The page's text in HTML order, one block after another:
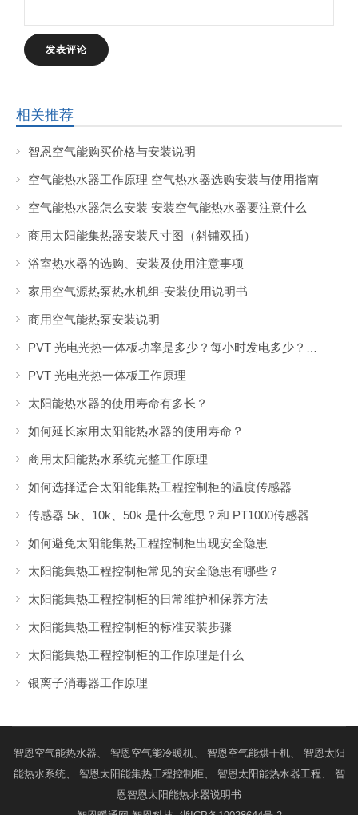
相关推荐
智恩空气能购买价格与安装说明
空气能热水器工作原理 空气热水器选购安装与使用指南
空气能热水器怎么安装 安装空气能热水器要注意什么
商用太阳能集热器安装尺寸图（斜铺双插）
浴室热水器的选购、安装及使用注意事项
家用空气源热泵热水机组-安装使用说明书
商用空气能热泵安装说明
PVT 光电光热一体板功率是多少？每小时发电多少？产热水的热量是多少？
PVT 光电光热一体板工作原理
太阳能热水器的使用寿命有多长？
如何延长家用太阳能热水器的使用寿命？
商用太阳能热水系统完整工作原理
如何选择适合太阳能集热工程控制柜的温度传感器
传感器 5k、10k、50k 是什么意思？和 PT1000传感器有什么区别？
如何避免太阳能集热工程控制柜出现安全隐患
太阳能集热工程控制柜常见的安全隐患有哪些？
太阳能集热工程控制柜的日常维护和保养方法
太阳能集热工程控制柜的标准安装步骤
太阳能集热工程控制柜的工作原理是什么
银离子消毒器工作原理
智恩空气能热水器、 智恩空气能冷暖机、 智恩空气能烘干机、 智恩太阳
能热水系统、 智恩太阳能集热工程控制柜、 智恩太阳能热水器工程、 智
恩智恩太阳能热水器说明书